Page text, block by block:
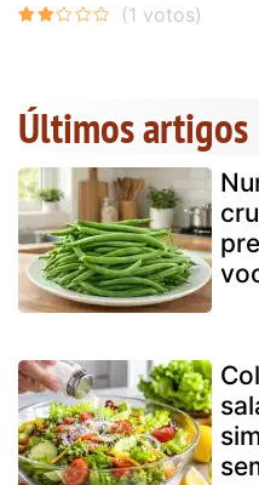
Últimos artigos